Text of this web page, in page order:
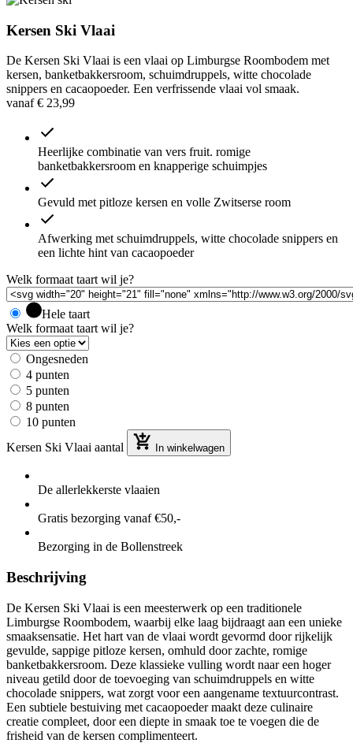
Kersen Ski Vlaai
De Kersen Ski Vlaai is een vlaai op Limburgse Roombodem met
kersen, banketbakkersroom, schuimdruppels, witte chocolade
snippers en cacaopoeder. Een verfrissende vlaai vol smaak.
vanaf € 23,99
Heerlijke combinatie van vers fruit. romige
banketbakkersroom en knapperige schuimpjes
Gevuld met pitloze kersen en volle Zwitserse room
Afwerking met schuimdruppels, witte chocolade snippers en
een lichte hint van cacaopoeder
Welk formaat taart wil je?
Hele taart
Welk formaat taart wil je?
Ongesneden
4 punten
5 punten
8 punten
10 punten
Kersen Ski Vlaai aantal
In winkelwagen
De allerlekkerste vlaaien
Gratis bezorging vanaf €50,-
Bezorging in de Bollenstreek
Beschrijving
De Kersen Ski Vlaai is een meesterwerk op een traditionele
Limburgse Roombodem, waarbij elke laag bijdraagt aan een unieke
smaaksensatie. Het hart van de vlaai wordt gevormd door rijkelijk
gevulde, sappige pitloze kersen, omhuld door zachte, romige
banketbakkersroom. Deze klassieke vulling wordt naar een hoger
niveau getild door de toevoeging van schuimdruppels en witte
chocolade snippers, wat zorgt voor een aangename textuurcontrast.
Een subtiele bestuiving met cacaopoeder maakt deze culinaire
creatie compleet, door een diepte in smaak toe te voegen die de
frisheid van de kersen complimenteert.